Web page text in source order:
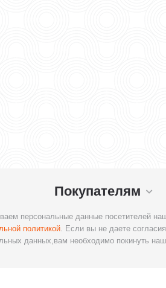
Покупателям
персональные данные посетителей
политикой. Если вы не даете
данных,вам необходимо покинуть